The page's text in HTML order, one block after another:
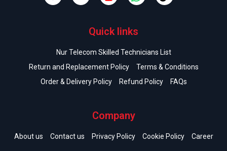
Quick links
Nur Telecom Skilled Technicians List
Return and Replacement Policy
Terms & Conditions
Order & Delivery Policy
Refund Policy FAQs
Company
About us Contact us Privacy Policy Cookie Policy Career